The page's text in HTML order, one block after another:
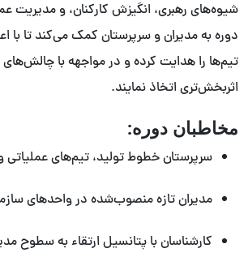
شیوه‌های رهبری، انگیزش کارکنان، و مدیریت
دوره به مدیران و سرپرستان کمک می‌کند تا با
تیم‌ها را هدایت کرده و در مواجهه با
اثربخش‌تری اتخاذ نمایند.
مخاطبان دوره:
سرپرستان خطوط تولید، تیم‌های عملیاتی
مدیران تازه منصوب‌شده در واحدهای
کارشناسان با پتانسیل ارتقاء به سطوح